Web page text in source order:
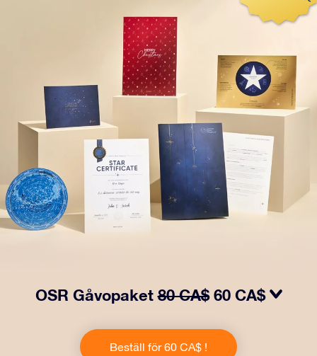
OSR Gåvopaket80 CA$ 60 CA$
gåva ingår ett vackert kuvert och personliga dokument
som skickas till en adress som du väljer, samt digitala
Beställ för 60 CA$ !